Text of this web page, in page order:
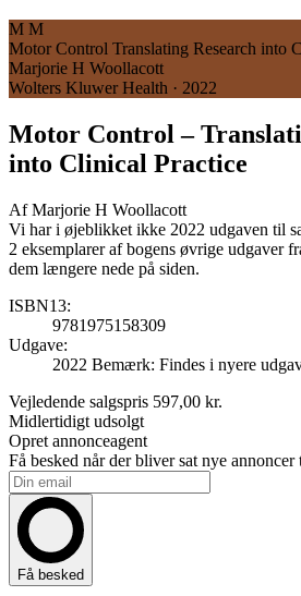
M M
Motor Control Translating Research into
Marjorie H Woollacott
Wolters Kluwer Health · 2022
Motor Control–
into Clinical Practice
AfMarjorie H Woollacott
Vi har i øjeblikket ikke 2022 udgaven til
2 eksemplarer af bogens øvrige udgaver
dem længere nede på siden.
ISBN13:
9781975158309
Udgave:
2022 Bemærk: Findes i nyere
Vejledende salgspris 597,00 kr.
Midlertidigt udsolgt
Opret annonceagent
Få besked når der bliver sat nye annoncer
Få besked